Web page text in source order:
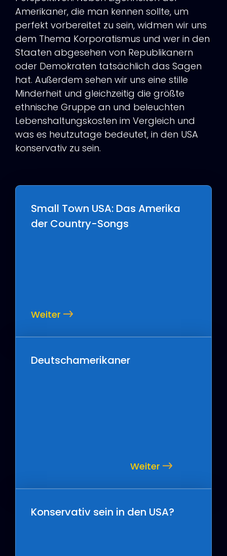
Amerikaner, die man kennen sollte, um
perfekt vorbereitet zu sein, widmen wir uns
dem Thema Korporatismus und wer in den
Staaten abgesehen von Republikanern
oder Demokraten tatsächlich das Sagen
hat. Außerdem sehen wir uns eine stille
Minderheit und gleichzeitig die größte
ethnische Gruppe an und beleuchten
Lebenshaltungskosten im Vergleich und
was es heutzutage bedeutet, in den USA
konservativ zu sein.
Small Town USA: Das Amerika
der Country-Songs
Weiter
Deutschamerikaner
Weiter
Konservativ sein in den USA?